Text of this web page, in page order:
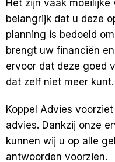
Het zijn vaak
belangrijk dat u deze
planning is bedoeld
brengt uw financiën
ervoor dat deze goed
dat zelf niet meer kunt.
Koppel Advies
advies. Dankzij onze
kunnen wij u op alle
antwoorden voorzien.